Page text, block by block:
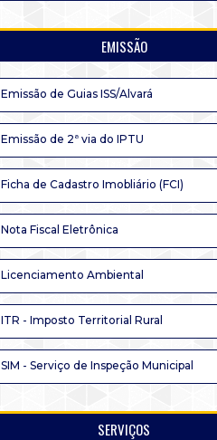
EMISSÃO
Emissão de Guias ISS/Alvará
Emissão de 2ª via do IPTU
Ficha de Cadastro Imobliário (FCI)
Nota Fiscal Eletrônica
Licenciamento Ambiental
ITR - Imposto Territorial Rural
SIM - Serviço de Inspeção Municipal
SERVIÇOS